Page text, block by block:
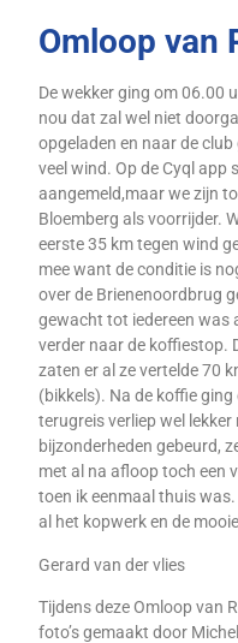
Omloop van
De wekker ging om 06.00
nou dat zal wel niet
opgeladen en naar de
veel wind. Op de Cyql app
aangemeld,maar we zijn
Bloemberg als voorrijder.
eerste 35 km tegen wind
mee want de conditie is
over de Brienenoordbrug
gewacht tot iedereen was
verder naar de koffiestop.
zaten er al ze vertelde 70
(bikkels). Na de koffie
terugreis verliep wel
bijzonderheden gebeurd,
met al na afloop toch een
toen ik eenmaal thuis
al het kopwerk en de
Gerard van der vlies
Tijdens deze Omloop van
foto’s gemaakt door